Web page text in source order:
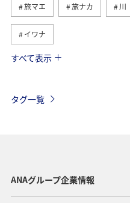
旅マエ 旅ナカ 川
イワナ
冬 島根県
すべて表示
タグ一覧
ANAグループ企業情報